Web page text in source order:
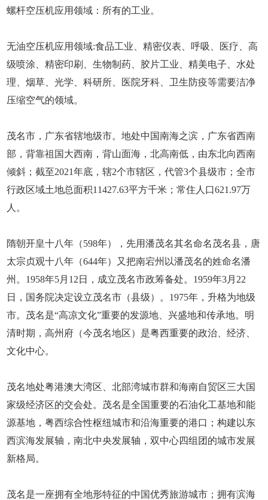
螺杆空压机应用领域：所有的工业。
无油空压机应用领域:食品工业、精密仪表、呼吸、医疗、高
级喷涂、精密印刷、生物制药、胶片工业、精美电子、水处
理、烟草、光学、科研所、医院牙科、卫生防疫等需要洁净
压缩空气的领域。
茂名市，广东省辖地级市。地处中国南海之滨，广东省西南
部，背靠祖国大西南，背山面海，北高南低，由东北向西南
倾斜；截至2021年底，辖2个市辖区，代管3个县级市；全市
行政区域土地总面积11427.63平方千米；常住人口621.97万
人。
隋朝开皇十八年（598年），先用潘茂名其名命名茂名县，唐
太宗贞观十八年（644年）又把南宕州以潘茂名的姓命名潘
州。1958年5月12日，成立茂名市政筹备处。1959年3月22
日，国务院决定设立茂名市（县级）。1975年，升格为地级
市。茂名是“高凉文化”重要的发源地、兴盛地和传承地。明
清时期，高州府（今茂名地区）是粤西重要的政治、经济、
文化中心。
茂名地处粤港澳大湾区、北部湾城市群和海南自贸区三大国
家级经济区的交会处。茂名是全国重要的石油化工基地和能
源基地，粤西综合性枢纽城市和沿海重要的港口；构建以东
西滨海发展轴，南北中央发展轴，双中心四组团的城市发展
新格局。
茂名是一座拥有全地形特征的中国优秀旅游城市；拥有滨海